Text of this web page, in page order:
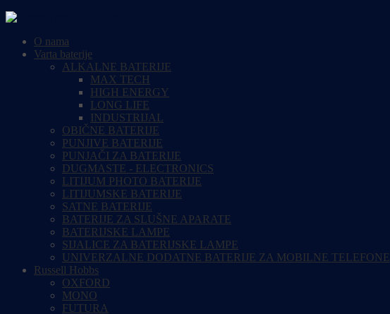
O nama
Varta baterije
ALKALNE BATERIJE
MAX TECH
HIGH ENERGY
LONG LIFE
INDUSTRIJAL
OBIČNE BATERIJE
PUNJIVE BATERIJE
PUNJAČI ZA BATERIJE
DUGMASTE - ELECTRONICS
LITIJUM PHOTO BATERIJE
LITIJUMSKE BATERIJE
SATNE BATERIJE
BATERIJE ZA SLUŠNE APARATE
BATERIJSKE LAMPE
SIJALICE ZA BATERIJSKE LAMPE
UNIVERZALNE DODATNE BATERIJE ZA MOBILNE TELEFONE
Russell Hobbs
OXFORD
MONO
FUTURA